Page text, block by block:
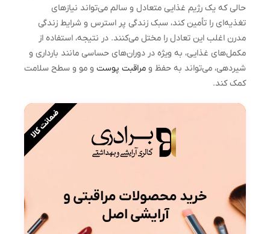
حالی که یک رژیم غذایی متعادل و سالم می‌تواند نیازهای
تغذیه‌ای را تأمین کند، سبک زندگی پر استرس و شرایط زندگی
مدرن اغلب این تعادل را مختل می‌کنند. در نتیجه، استفاده از
مکمل‌های غذایی، به ویژه در دوران‌های حساسی مانند بارداری و
شیردهی، می‌تواند به حفظ و مراقبت پوست و مو و سطح سلامت
کمک کند.
خرید محصولات مراقبتی و
آرایشی اصل
ضمانت کالا